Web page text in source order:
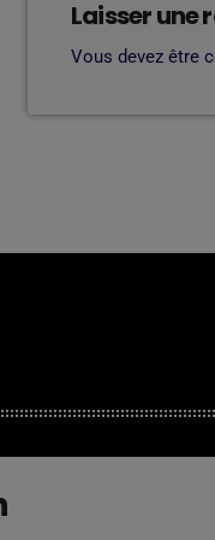
Laisser une
Vous devez être